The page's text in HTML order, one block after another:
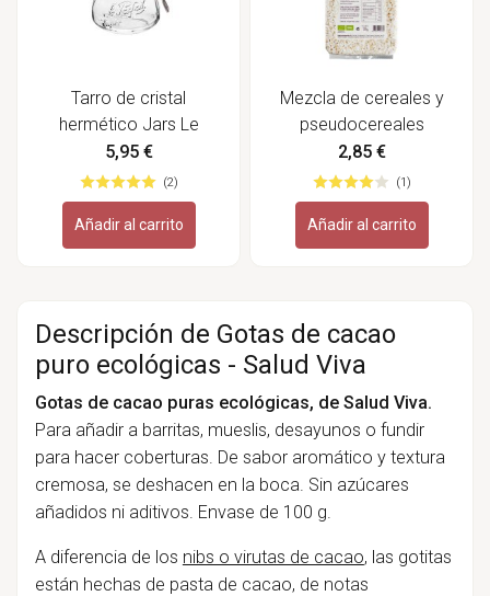
Tarro de cristal
hermético Jars Le
Parfait - 250 ml
5,95 €
(2)
Añadir al carrito
Mezcla de cereales y
pseudocereales
hinchados, ecológicos -
Eco Salim
2,85 €
(1)
Añadir al carrito
Descripción de Gotas de cacao
puro ecológicas - Salud Viva
Gotas de cacao puras ecológicas, de Salud Viva.
Para añadir a barritas, mueslis, desayunos o fundir
para hacer coberturas. De sabor aromático y textura
cremosa, se deshacen en la boca. Sin azúcares
añadidos ni aditivos. Envase de 100 g.
A diferencia de los nibs o virutas de cacao, las gotitas
están hechas de pasta de cacao, de notas